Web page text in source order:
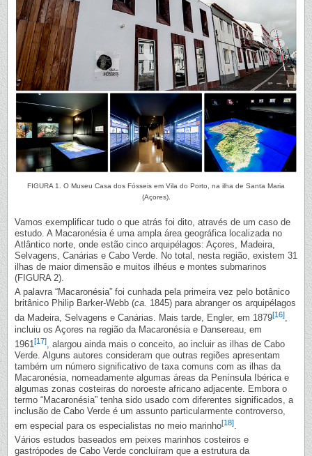
FIGURA 1. O Museu Casa dos Fósseis em Vila do Porto, na ilha de Santa Maria
(Açores).
Vamos exemplificar tudo o que atrás foi dito, através de um caso de
estudo. A Macaronésia é uma ampla área geográfica localizada no
Atlântico norte, onde estão cinco arquipélagos: Açores, Madeira,
Selvagens, Canárias e Cabo Verde. No total, nesta região, existem 31
ilhas de maior dimensão e muitos ilhéus e montes submarinos
(FIGURA 2).
A palavra “Macaronésia” foi cunhada pela primeira vez pelo botânico
britânico Philip Barker-Webb (ca. 1845) para abranger os arquipélagos
da Madeira, Selvagens e Canárias. Mais tarde, Engler, em 1879[16],
incluiu os Açores na região da Macaronésia e Dansereau, em
1961 [17]
, alargou ainda mais o conceito, ao incluir as ilhas de Cabo
Verde. Alguns autores consideram que outras regiões apresentam
também um número significativo de taxa comuns com as ilhas da
Macaronésia, nomeadamente algumas áreas da Península Ibérica e
algumas zonas costeiras do noroeste africano adjacente. Embora o
termo “Macaronésia” tenha sido usado com diferentes significados, a
inclusão de Cabo Verde é um assunto particularmente controverso,
em especial para os especialistas no meio marinho[18].
Vários estudos baseados em peixes marinhos costeiros e
gastrópodes de Cabo Verde concluíram que a estrutura da